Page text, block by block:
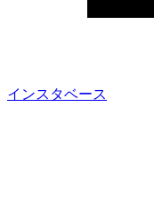
インスタベース